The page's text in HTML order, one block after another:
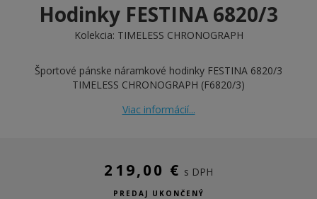
Hodinky FESTINA 6820/3
Kolekcia: TIMELESS CHRONOGRAPH
Športové pánske náramkové hodinky FESTINA 6820/3
TIMELESS CHRONOGRAPH (F6820/3)
Viac informácií...
219,00 € s DPH
PREDAJ UKONČENÝ